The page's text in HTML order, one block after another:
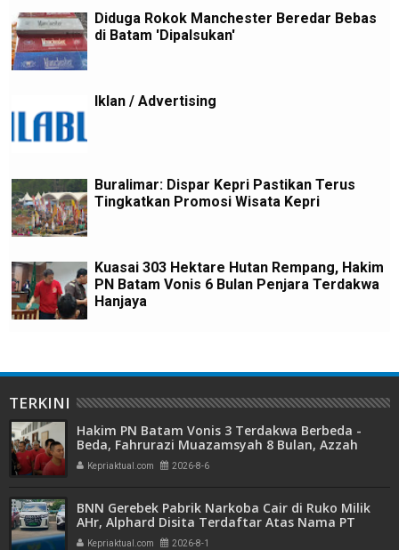
Diduga Rokok Manchester Beredar Bebas
di Batam 'Dipalsukan'
Iklan / Advertising
Buralimar: Dispar Kepri Pastikan Terus
Tingkatkan Promosi Wisata Kepri
Kuasai 303 Hektare Hutan Rempang, Hakim
PN Batam Vonis 6 Bulan Penjara Terdakwa
Hanjaya
TERKINI
Hakim PN Batam Vonis 3 Terdakwa Berbeda -
Beda, Fahrurazi Muazamsyah 8 Bulan, Azzah
Azzurah dan Risma Divonis 2 Tahun 6 Bulan
Kepriaktual.com 2026-8-6
BNN Gerebek Pabrik Narkoba Cair di Ruko Milik
AHr, Alphard Disita Terdaftar Atas Nama PT
Mitra Usaha Properti
Kepriaktual.com 2026-8-1